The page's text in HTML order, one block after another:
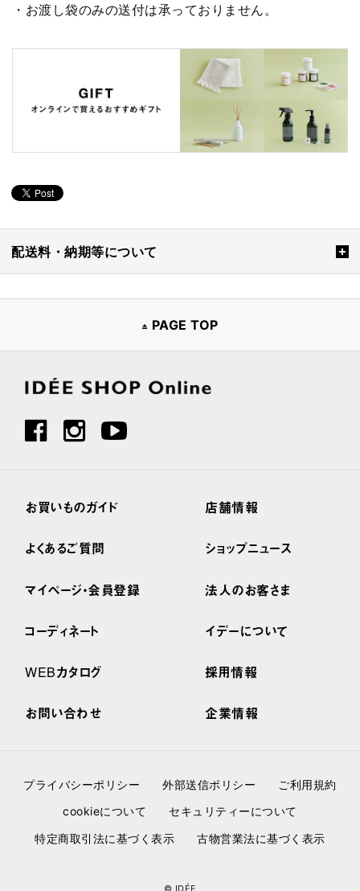
・お渡し袋のみの送付は承っておりません。
配送料・納期等について
PAGE TOP
お買いものガイド
よくあるご質問
マイページ・会員登録
コーディネート
WEBカタログ
お問い合わせ
店舗情報
ショップニュース
法人のお客さま
イデーについて
採用情報
企業情報
プライバシーポリシー 外部送信ポリシー
ご利用規約
cookieについて
セキュリティーについて
特定商取引法に基づく表示
古物営業法に基づく表示
© IDÉE